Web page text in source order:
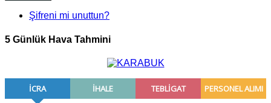
Şifreni mi unuttun?
5 Günlük Hava Tahmini